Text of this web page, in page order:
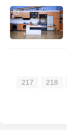
217
218